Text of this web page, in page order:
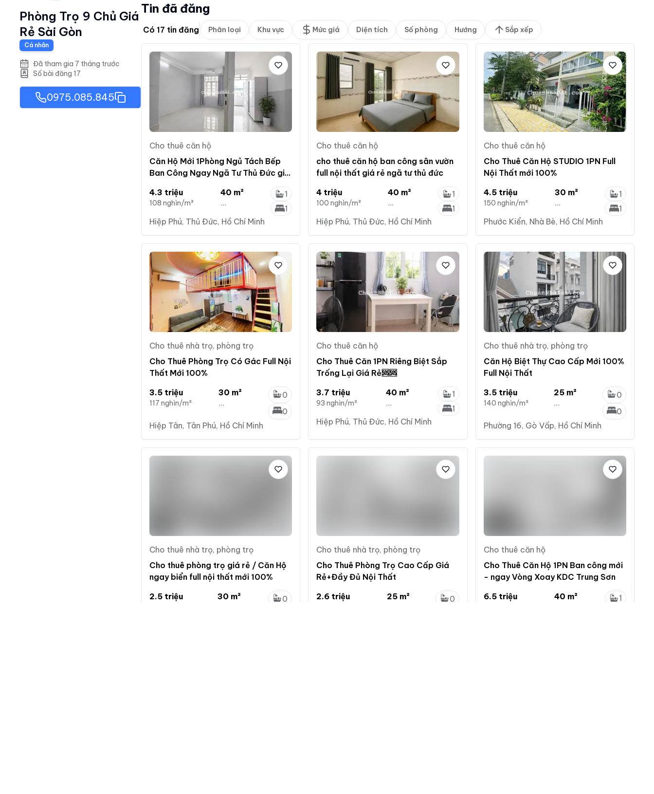
Phòng Trọ 9 Chủ Giá
Rẻ Sài Gòn
Cá nhân
Đã tham gia 7 tháng trước
Số bài đăng 17
0975.085.845
Tin đã đăng
Có 17 tin đăng Phân loại Khu vực Mức giá Diện tích Số phòng Hướng Sắp xếp
Cho thuê căn hộ
Căn Hộ Mới 1Phòng Ngủ Tách Bếp
Ban Công Ngay Ngã Tư Thủ Đức giá
4.3 triệu
108 nghìn/m²
40 m²
...
1
1
Hiệp Phú, Thủ Đức, Hồ Chí Minh
Cho thuê căn hộ
cho thuê căn hộ ban công sân vườn
full nội thất giá rẻ ngã tư thủ đức
4 triệu
100 nghìn/m²
40 m²
...
1
1
Hiệp Phú, Thủ Đức, Hồ Chí Minh
Cho thuê căn hộ
Cho Thuê Căn Hộ STUDIO 1PN Full
Nội Thất mới 100%
4.5 triệu
150 nghìn/m²
30 m²
...
1
1
Phước Kiển, Nhà Bè, Hồ Chí Minh
Cho thuê nhà trọ, phòng trọ
Cho Thuê Phòng Trọ Có Gác Full Nội
Thất Mới 100%
3.5 triệu
117 nghìn/m²
30 m²
...
0
0
Hiệp Tân, Tân Phú, Hồ Chí Minh
Cho thuê căn hộ
Cho Thuê Căn 1PN Riêng Biệt Sắp
Trống Lại Giá Rẻ🆘🆘
3.7 triệu
93 nghìn/m²
40 m²
...
1
1
Hiệp Phú, Thủ Đức, Hồ Chí Minh
Cho thuê nhà trọ, phòng trọ
Căn Hộ Biệt Thự Cao Cấp Mới 100%
Full Nội Thất
3.5 triệu
140 nghìn/m²
25 m²
...
0
0
Phường 16, Gò Vấp, Hồ Chí Minh
Cho thuê nhà trọ, phòng trọ
Cho thuê phòng trọ giá rẻ / Căn Hộ
ngay biển full nội thất mới 100%
2.5 triệu
30 m²
0
Cho thuê nhà trọ, phòng trọ
Cho Thuê Phòng Trọ Cao Cấp Giá
Rẻ+Đầy Đủ Nội Thất
2.6 triệu
25 m²
0
Cho thuê căn hộ
Cho Thuê Căn Hộ 1PN Ban công mới
- ngay Vòng Xoay KDC Trung Sơn
6.5 triệu
40 m²
1